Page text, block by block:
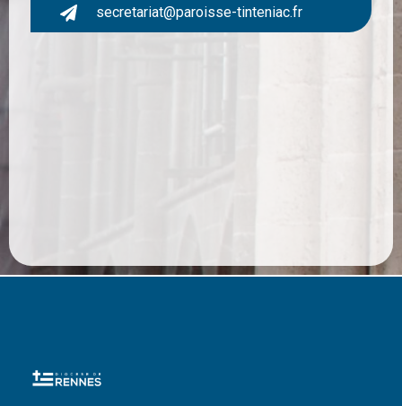
secretariat@paroisse-tinteniac.fr